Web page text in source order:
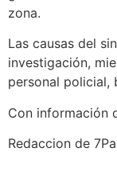
zona.
Las causas del
investigación,
personal policial,
Con información
Redaccion de